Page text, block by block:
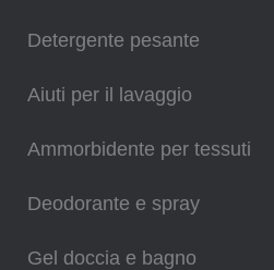
Detergente pesante
Aiuti per il lavaggio
Ammorbidente per tessuti
Deodorante e spray
Gel doccia e bagno